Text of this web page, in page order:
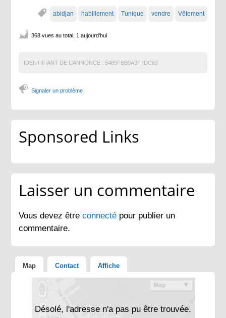
abidjan habillement Tunique vendre Vêtement
368 vues au total, 1 aujourd'hui
IDENTIFIANT DE L'ANNONCE : 5485FBB0A3F7DC63
Signaler un problème
Sponsored Links
Laisser un commentaire
Vous devez êtreconnecté pour publier un
commentaire.
Map Contact Affiche
Désolé, l'adresse n'a pas pu être trouvée.